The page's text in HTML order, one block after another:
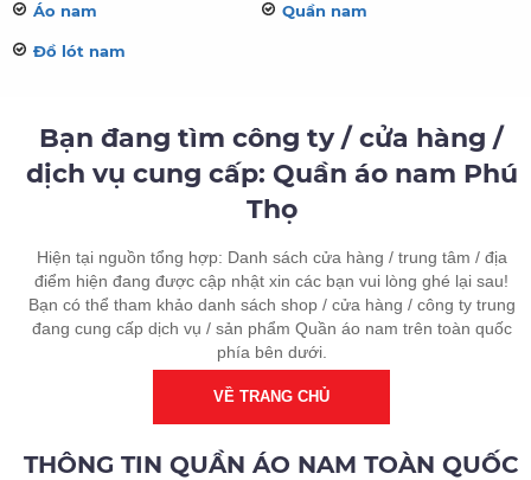
Áo nam Quần nam
Đồ lót nam
Bạn đang tìm công ty / cửa hàng /
dịch vụ cung cấp: Quần áo nam Phú
Thọ
Hiện tại nguồn tổng hợp: Danh sách cửa hàng / trung tâm / địa
điểm hiện đang được cập nhật xin các bạn vui lòng ghé lại sau!
Bạn có thể tham khảo danh sách shop / cửa hàng / công ty trung
đang cung cấp dịch vụ / sản phẩm Quần áo nam trên toàn quốc
phía bên dưới.
VỀ TRANG CHỦ
THÔNG TIN QUẦN ÁO NAM TOÀN QUỐC